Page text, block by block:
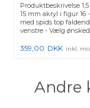
Produktbeskrivelse
15 mm akryl i figur 16
med spids top
venstre - Vælg ønsked...
359,00 DKK inkl.
Andre